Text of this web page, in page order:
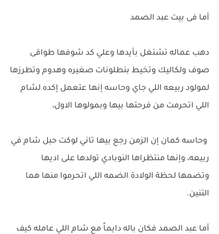
أما فى بيت عبد الصمد
دهب عماله تشتغل بأيدها وعلي كد شوفها طواقى
صوف ولكاليك وتخيط بنطلونات صغيره وهدوم وتطرزها
لمولود ربيعه اللي جاي وحاسه إنها عتعمل إكده لشام
اللي اتحرمت من فرحتها بيها وبمولوها الاول،
وحاسه كمان إن الزمن رجع بيها تاني لوكت حبل شام في
ربيعه، وإنها منتظراها النوبادي تولدها على اديها
وتضمها لحظة الولادة الضمه اللي اتحرموا منها هما
التنين.
أما عبد الصمد فكان باله دايماً مع شام اللي عامله كيف